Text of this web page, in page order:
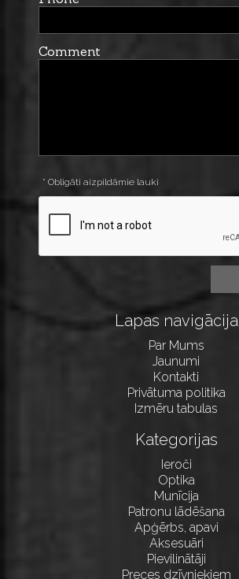
Comment
* Obligāti aizpildāmie lauki
Lapas navigācija
Par Mums
Jaunumi
Kontakti
Privātuma politika
Izmēru tabulas
Kategorijas
Ieroči
Optika
Munīcija
Patronu lādēšana
Apģērbs, apavi
Aksesuāri
Pievilinātāji
Preces dzīvniekiem